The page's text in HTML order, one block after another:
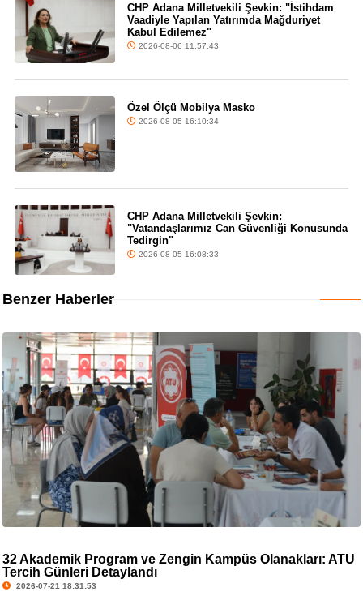
CHP Adana Milletvekili Şevkin: "İstihdam
Vaadiyle Yapılan Yatırımda Mağduriyet
Kabul Edilemez"
2026-08-06 11:57:43
Özel Ölçü Mobilya Masko
2026-08-05 16:10:34
CHP Adana Milletvekili Şevkin:
"Vatandaşlarımız Can Güvenliği Konusunda
Tedirgin"
2026-08-05 16:08:33
Benzer Haberler
32 Akademik Program ve Zengin Kampüs Olanakları: ATÜ
Tercih Günleri Detaylandı
2026-07-21 18:31:53